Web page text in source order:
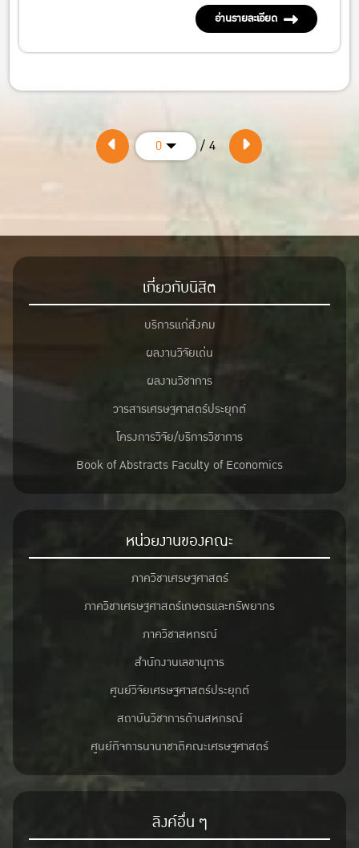
อ่านรายละเอียด
0 / 4
เกี่ยวกับนิสิต
บริการแก่สังคม
ผลงานวิจัยเด่น
ผลงานวิชาการ
วารสารเศรษฐศาสตร์ประยุกต์
โครงการวิจัย/บริการวิชาการ
Book of Abstracts Faculty of Economics
หน่วยงานของคณะ
ภาควิชาเศรษฐศาสตร์
ภาควิชาเศรษฐศาสตร์เกษตรและทรัพยากร
ภาควิชาสหกรณ์
สำนักงานเลขานุการ
ศูนย์วิจัยเศรษฐศาสตร์ประยุกต์
สถาบันวิชาการด้านสหกรณ์
ศูนย์กิจการนานาชาติคณะเศรษฐศาสตร์
ลิงค์อื่น ๆ